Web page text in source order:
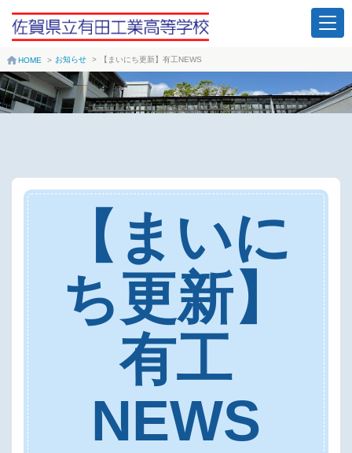
HOME > お知らせ > 【まいにち更新】有工NEWS
【まいに
ち更新】
有工
NEWS